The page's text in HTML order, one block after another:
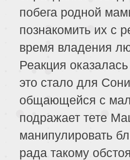
побега родной
познакомить их с
время владения
Реакция
это стало для
общающейся с
подражает тете
манипулировать
рада такому